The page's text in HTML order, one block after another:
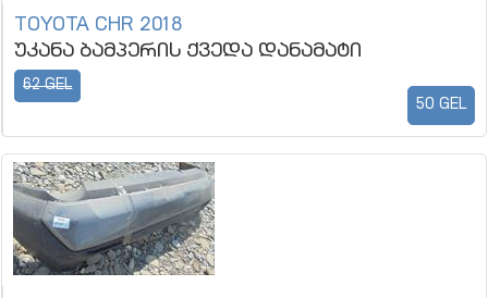
TOYOTA CHR 2018
უკანა ბამპერის ქვედა დანამატი
62 GEL
50 GEL